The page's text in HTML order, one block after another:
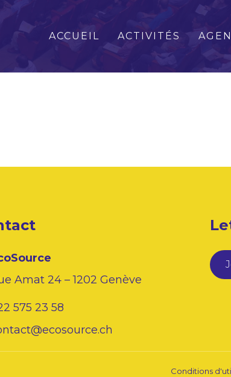
ACCUEIL ACTIVITÉS
Amat 24 – 1202 Genève
575 23 58
Conditions